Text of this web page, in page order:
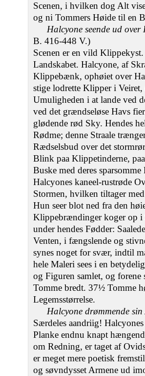
Scenen, i hvilken dog Alt
og ni Tommers Høide til en
Halcyone seende ud over
B. 416-448 V.)
Scenen er en vild
Landskabet. Halcyone, af
Klippebænk, ophøiet over
stige lodrette Klipper i
Umuligheden i at lande ved
ved det grændseløse Havs
glødende rød Sky. Hendes
Rødme; denne Straale
Rædselsbud over det
Blink paa Klippetinderne,
Buske med deres
Halcyones kaneel-rustrøde
Stormen, hvilken tiltager
Hun seer blot ned fra den
Klippebrændinger koger op i
under hendes Fødder:
Venten, i fængslende og
synes noget for svær, indtil
hele Maleri sees i en
og Figuren samlet, og
Tomme bredt. 37½ Tomme
Legemsstørrelse.
Halcyone drømmende
Særdeles aandriig!
Planke endnu knapt
om Redning, er taget af
er meget mere poetisk
og søvndysset Armene ud